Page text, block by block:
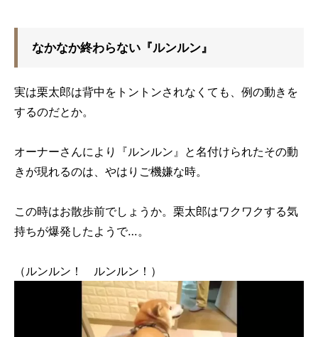
なかなか終わらない『ルンルン』
実は栗太郎は背中をトントンされなくても、例の動きを
するのだとか。
オーナーさんにより『ルンルン』と名付けられたその動
きが現れるのは、やはりご機嫌な時。
この時はお散歩前でしょうか。栗太郎はワクワクする気
持ちが爆発したようで…。
（ルンルン！ ルンルン！）